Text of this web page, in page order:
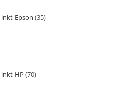
inkt-Epson 35
inkt-HP 70